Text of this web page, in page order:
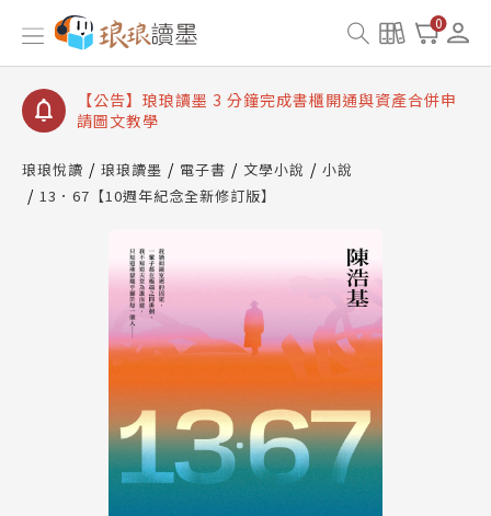
0
【公告】琅琅讀墨數位閱讀資產合併與書櫃開通申請
【公告】琅琅讀墨書櫃開通常見問題
【公告】琅琅讀墨 3 分鐘完成書櫃開通與資產合併申
請圖文教學
查詢
【公告】琅琅讀墨數位閱讀資產合併與書櫃開通申請
琅琅悅讀 琅琅讀墨 電子書 文學小說
小說
13．67【10週年紀念全新修訂版】